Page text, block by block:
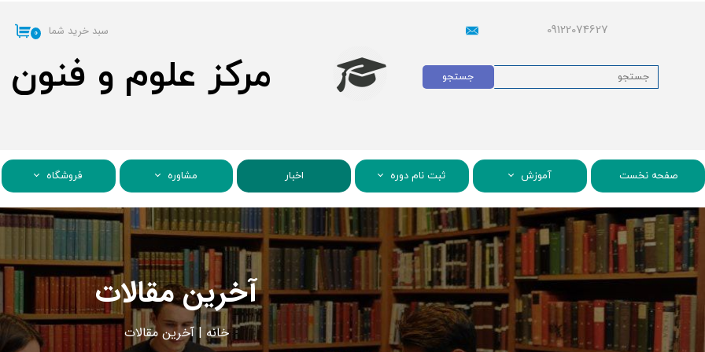
09122074627
مرکز علوم و فنون
۰ سبد خرید شما
جستجو
صفحه نخست آموزش ثبت نام دوره اخبار مشاوره فروشگاه
آخرین مقالات
خانه |آخرین مقالات